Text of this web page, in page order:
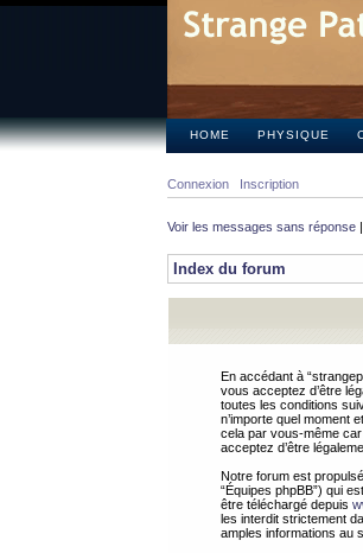
HOME PHYSIQUE
Connexion Inscription
Voir les messages sans réponse |
Index du forum
En accédant à
vous acceptez d’être
toutes les conditions
n’importe quel moment
cela par vous-même
acceptez d’être
Notre forum est propulsé
“Équipes phpBB”) qui
être téléchargé depuis
les interdit strictement
amples informations au